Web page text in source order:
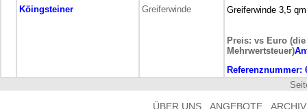
Köingsteiner Greiferwinde Greiferwinde 3,5
Preis: vs Euro
Mehrwertsteuer)
Referenznummer:
ÜBER UNS ANGEBOTE ARCHIV